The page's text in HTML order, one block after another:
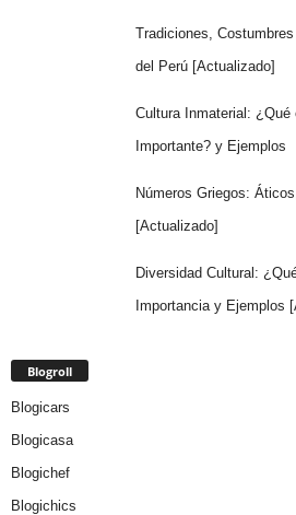
Tradiciones,
del Perú [Actualizado]
Cultura Inmaterial:
Importante? y Ejemplos
Números Griegos:
[Actualizado]
Diversidad Cultural:
Importancia y Ejemplos
Blogroll
Blogicars
Blogicasa
Blogichef
Blogichics